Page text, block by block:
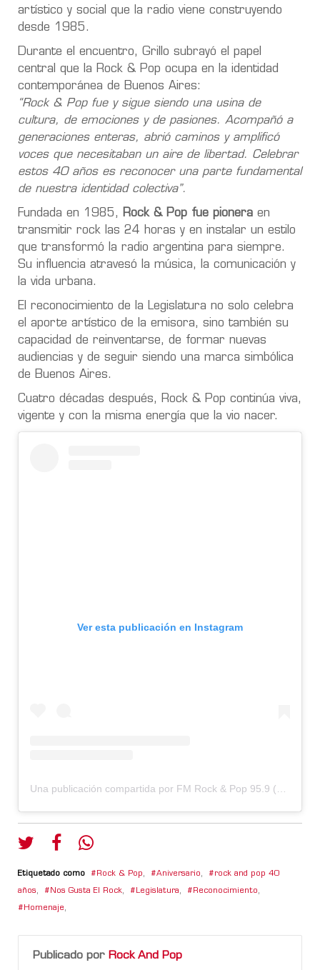
artístico y social que la radio viene construyendo
desde 1985.
Durante el encuentro, Grillo subrayó el papel
central que la Rock & Pop ocupa en la identidad
contemporánea de Buenos Aires:
“Rock & Pop fue y sigue siendo una usina de
cultura, de emociones y de pasiones. Acompañó a
generaciones enteras, abrió caminos y amplificó
voces que necesitaban un aire de libertad. Celebrar
estos 40 años es reconocer una parte fundamental
de nuestra identidad colectiva”.
Fundada en 1985, Rock & Pop fue pionera en
transmitir rock las 24 horas y en instalar un estilo
que transformó la radio argentina para siempre.
Su influencia atravesó la música, la comunicación y
la vida urbana.
El reconocimiento de la Legislatura no solo celebra
el aporte artístico de la emisora, sino también su
capacidad de reinventarse, de formar nuevas
audiencias y de seguir siendo una marca simbólica
de Buenos Aires.
Cuatro décadas después, Rock & Pop continúa viva,
vigente y con la misma energía que la vio nacer.
Ver esta publicación en Instagram
Etiquetado como Rock & Pop, Aniversario, rock and pop 40
años, Nos Gusta El Rock, Legislatura, Reconocimiento,
Homenaje,
Publicado por Rock And Pop